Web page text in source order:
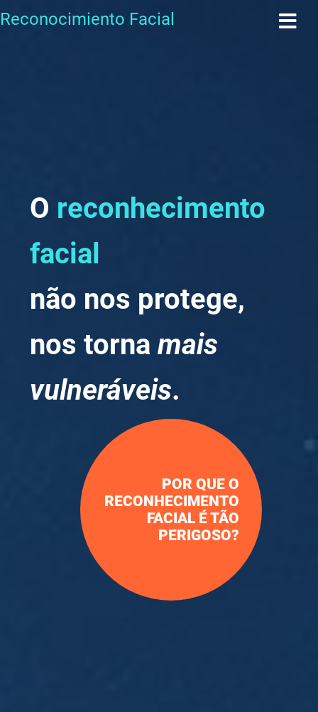
Reconocimiento Facial
O reconhecimento
facial
não nos protege,
nos torna mais
vulneráveis.
POR QUE O
RECONHECIMENTO
FACIAL É TÃO
PERIGOSO?